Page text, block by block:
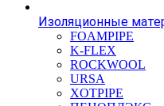
Изоляционные
FOAMPIPE
K-FLEX
ROCKWOOL
URSA
XOTPIPE